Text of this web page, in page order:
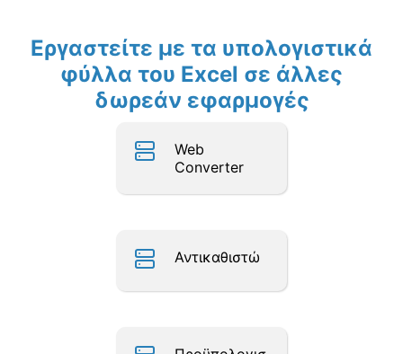
Εργαστείτε με τα υπολογιστικά
φύλλα του Excel σε άλλες
δωρεάν εφαρμογές
Web
Converter
Αντικαθιστώ